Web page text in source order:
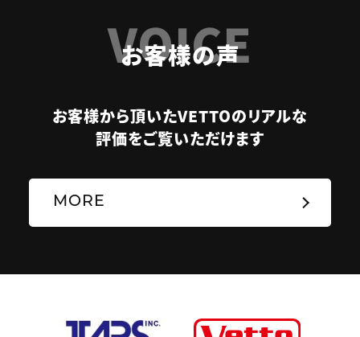
VOICE
お客様の声
お客様から頂いたVETTOのリアルな
評価をご覧いただけます
MORE